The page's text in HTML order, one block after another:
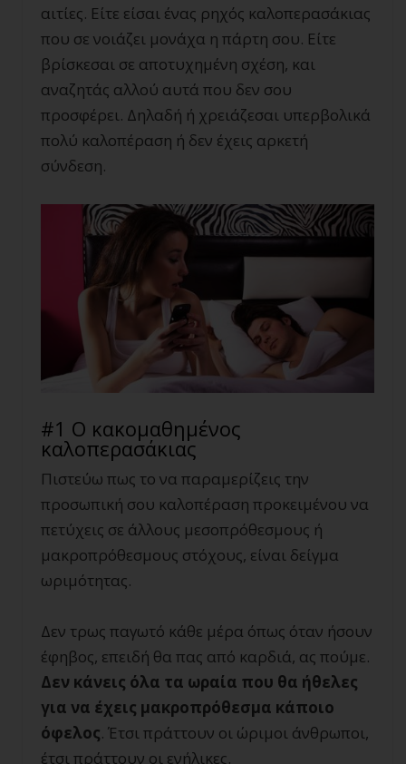
αιτίες. Είτε είσαι ένας ρηχός καλοπερασάκιας
που σε νοιάζει μονάχα η πάρτη σου. Είτε
βρίσκεσαι σε αποτυχημένη σχέση, και
αναζητάς αλλού αυτά που δεν σου
προσφέρει. Δηλαδή ή χρειάζεσαι υπερβολικά
πολύ καλοπέραση ή δεν έχεις αρκετή
σύνδεση.
#1 Ο κακομαθημένος
καλοπερασάκιας
Πιστεύω πως το να παραμερίζεις την
προσωπική σου καλοπέραση προκειμένου να
πετύχεις σε άλλους μεσοπρόθεσμους ή
μακροπρόθεσμους στόχους, είναι δείγμα
ωριμότητας.
Δεν τρως παγωτό κάθε μέρα όπως όταν ήσουν
έφηβος, επειδή θα πας από καρδιά, ας πούμε.
Δεν κάνεις όλα τα ωραία που θα ήθελες
για να έχεις μακροπρόθεσμα κάποιο
όφελος. Έτσι πράττουν οι ώριμοι άνθρωποι,
έτσι πράττουν οι ενήλικες.